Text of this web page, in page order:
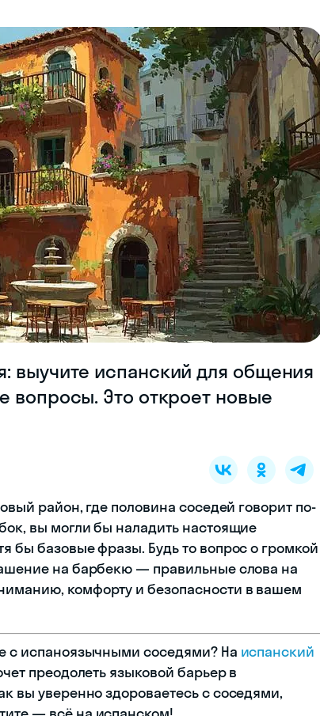
выучите испанский для общения
Это откроет новые
район, где половина соседей говорит по-
вы могли бы наладить настоящие
бы базовые фразы. Будь то вопрос о громкой
на барбекю — правильные слова на
комфорту и безопасности в вашем
с испаноязычными соседями? На испанский
преодолеть языковой барьер в
вы уверенно здороваетесь с соседями,